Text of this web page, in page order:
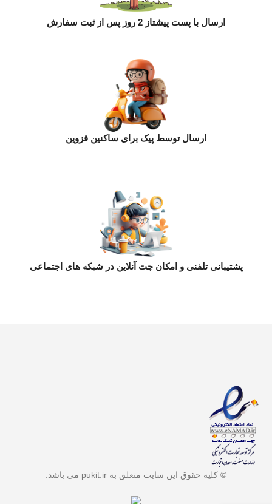
ارسال با پست پیشتاز 2 روز پس از ثبت سفارش
ارسال توسط پیک برای ساکنین قزوین